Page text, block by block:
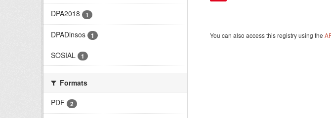
DPA2018 1
DPADinsos 1
SOSIAL 1
Formats
PDF
2
You can also access this registry using the